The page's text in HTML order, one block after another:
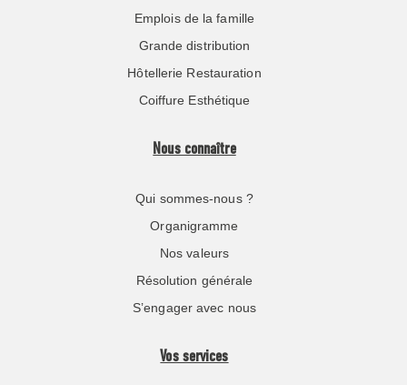
Emplois de la famille
Grande distribution
Hôtellerie Restauration
Coiffure Esthétique
Nous connaître
Qui sommes-nous ?
Organigramme
Nos valeurs
Résolution générale
S’engager avec nous
Vos services